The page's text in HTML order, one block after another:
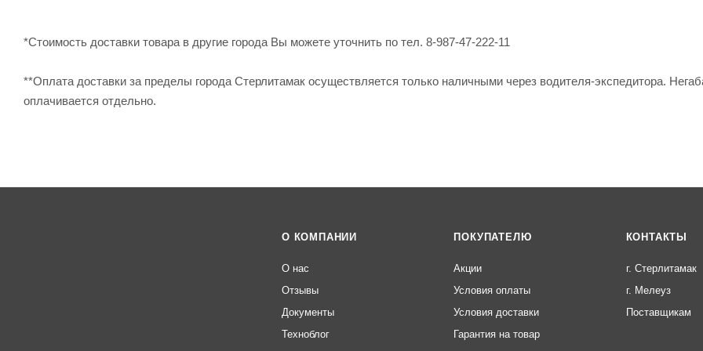
*Стоимость доставки товара в другие города Вы можете уточнить по тел. 8-987-47-222-11
**Оплата доставки за пределы города Стерлитамак осуществляется только наличными через водителя-экспедитора.
оплачивается отдельно.
О КОМПАНИИ
О нас
Отзывы
Документы
Техноблог
ПОКУПАТЕЛЮ
Акции
Условия оплаты
Условия доставки
Гарантия на товар
КОНТАКТЫ
г. Стерлитамак
г. Мелеуз
Поставщикам